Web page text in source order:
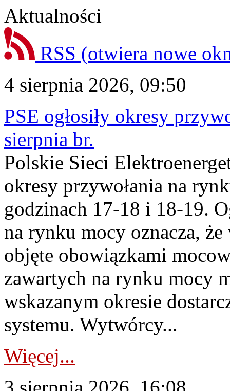
Aktualności
RSS (otwiera nowe
4 sierpnia 2026, 09:50
PSE ogłosiły okresy
sierpnia br.
Polskie Sieci
okresy przywołania na
godzinach 17-18 i 18-19.
na rynku mocy oznacza,
objęte obowiązkami
zawartych na rynku mocy
wskazanym okresie
systemu. Wytwórcy...
Więcej...